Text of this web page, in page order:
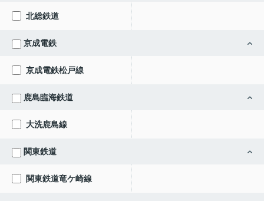
北総鉄道
京成電鉄
京成電鉄松戸線
鹿島臨海鉄道
大洗鹿島線
関東鉄道
関東鉄道竜ケ崎線